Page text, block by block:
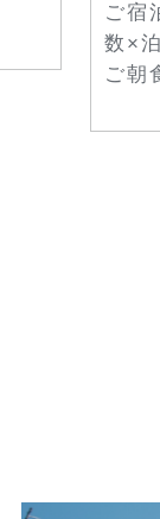
ご宿
数×
ご朝